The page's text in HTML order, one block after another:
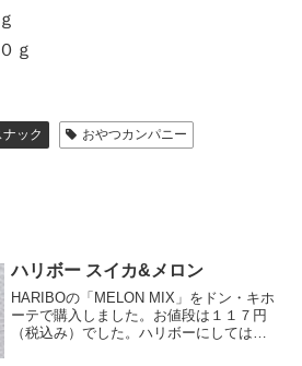
ｇ
ナック おやつカンパニー
ハリボー スイカ&メロン
HARIBOの「MELON MIX」をドン・キホ
ーテで購入しました。お値段は１１７円
（税込み）でした。ハリボーにしては安